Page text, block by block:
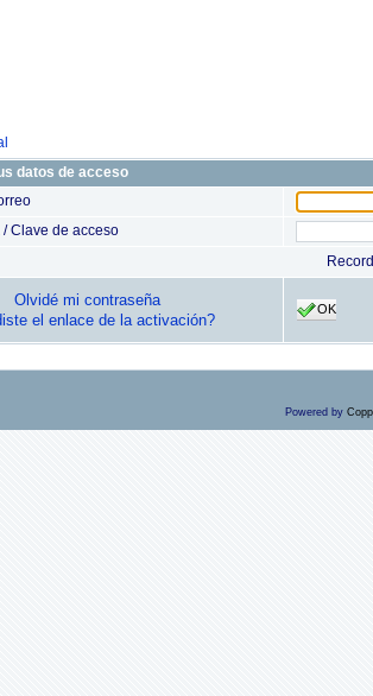
datos de acceso
Clave de acceso
Olvidé mi contraseña
el enlace de la activación?
OK
Powered by